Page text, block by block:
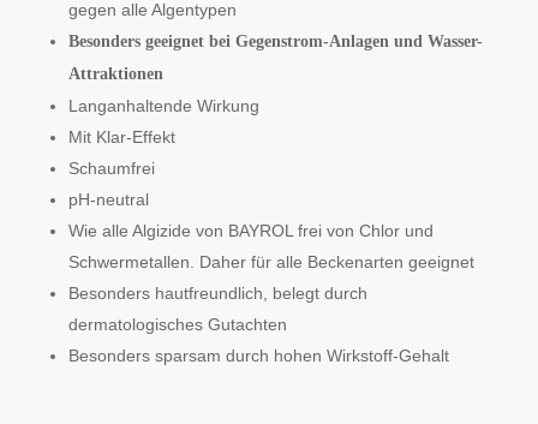
gegen alle Algentypen
Besonders geeignet bei Gegenstrom-Anlagen und Wasser-
Attraktionen
Langanhaltende Wirkung
Mit Klar-Effekt
Schaumfrei
pH-neutral
Wie alle Algizide von BAYROL frei von Chlor und
Schwermetallen. Daher für alle Beckenarten geeignet
Besonders hautfreundlich, belegt durch
dermatologisches Gutachten
Besonders sparsam durch hohen Wirkstoff-Gehalt